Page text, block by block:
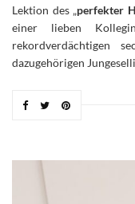
Lektion des „perfekter
einer lieben
rekordverdächtigen
dazugehörigen